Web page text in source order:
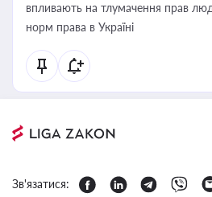
впливають на тлумачення прав
норм права в Україні
Зв'язатися: